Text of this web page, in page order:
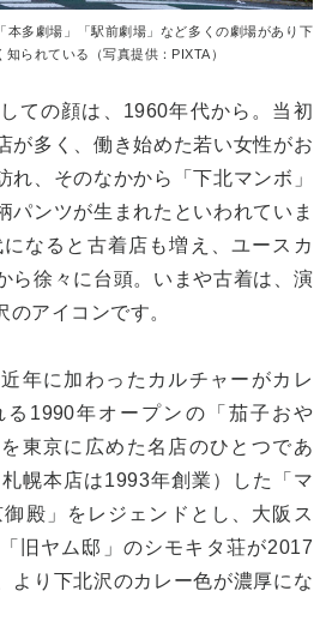
本多劇場」「駅前劇場」など多くの劇場があり下
られている（写真提供：PIXTA）
ての顔は、1960年代から。当初
が多く、働き始めた若い女性がお
れ、そのなかから「下北マンボ」
パンツが生まれたといわれていま
なると古着店も増え、ユースカ
ら徐々に台頭。いまや古着は、演
アイコンです。
年に加わったカルチャーがカレ
る1990年オープンの「茄子おや
東京に広めた名店のひとつであ
幌本店は1993年創業）した「マ
殿」をレジェンドとし、大阪ス
旧ヤム邸」のシモキタ荘が2017
より下北沢のカレー色が濃厚にな